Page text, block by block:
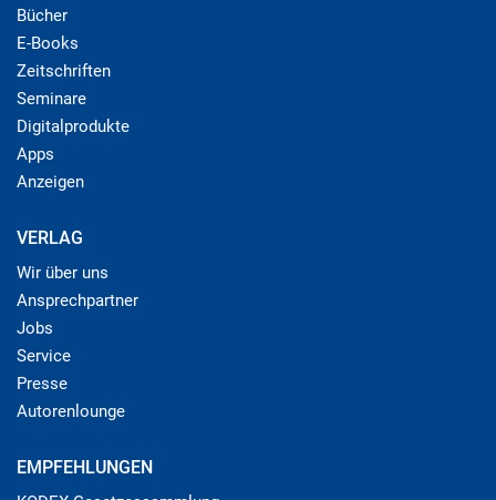
Bücher
E-Books
Zeitschriften
Seminare
Digitalprodukte
Apps
Anzeigen
VERLAG
Wir über uns
Ansprechpartner
Jobs
Service
Presse
Autorenlounge
EMPFEHLUNGEN